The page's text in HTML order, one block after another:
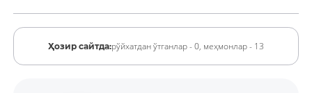
Ҳозир сайтда:рўйхатдан ўтганлар - 0, меҳмонлар - 13